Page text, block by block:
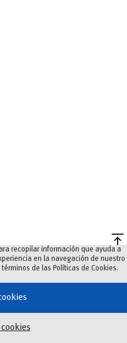
vertical_align_top
recopilar información que ayuda a
en la navegación de nuestro
de las Políticas de Cookies.